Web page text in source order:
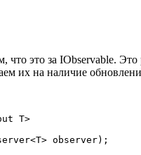
что это за IObservable.
их на наличие
T>
observer);